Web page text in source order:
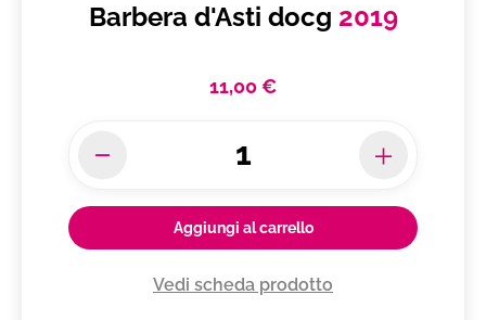
Barbera d'Asti docg 2019
11,00 €
Aggiungi al carrello
Vedi scheda prodotto